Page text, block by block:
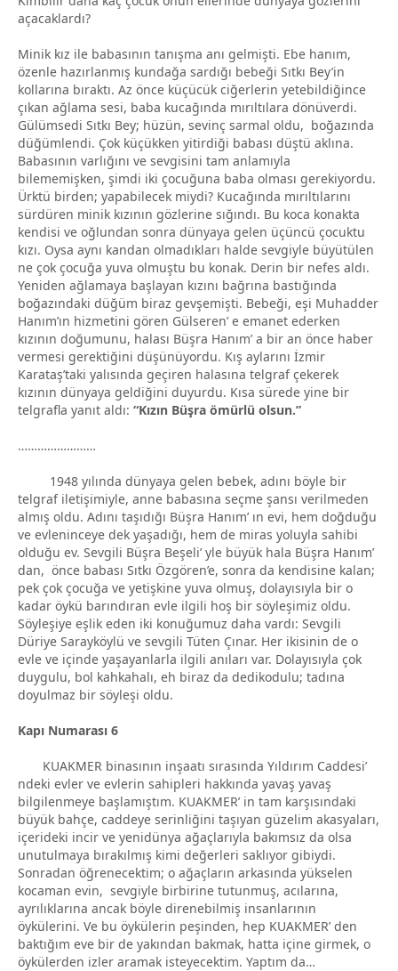
açacaklardı?
Minik kız ile babasının tanışma anı gelmişti. Ebe hanım,
özenle hazırlanmış kundağa sardığı bebeği Sıtkı Bey’in
kollarına bıraktı. Az önce küçücük ciğerlerin yetebildiğince
çıkan ağlama sesi, baba kucağında mırıltılara dönüverdi.
Gülümsedi Sıtkı Bey; hüzün, sevinç sarmal oldu, boğazında
düğümlendi. Çok küçükken yitirdiği babası düştü aklına.
Babasının varlığını ve sevgisini tam anlamıyla
bilememişken, şimdi iki çocuğuna baba olması gerekiyordu.
Ürktü birden; yapabilecek miydi? Kucağında mırıltılarını
sürdüren minik kızının gözlerine sığındı. Bu koca konakta
kendisi ve oğlundan sonra dünyaya gelen üçüncü çocuktu
kızı. Oysa aynı kandan olmadıkları halde sevgiyle büyütülen
ne çok çocuğa yuva olmuştu bu konak. Derin bir nefes aldı.
Yeniden ağlamaya başlayan kızını bağrına bastığında
boğazındaki düğüm biraz gevşemişti. Bebeği, eşi Muhadder
Hanım’ın hizmetini gören Gülseren’ e emanet ederken
kızının doğumunu, halası Büşra Hanım’ a bir an önce haber
vermesi gerektiğini düşünüyordu. Kış aylarını İzmir
Karataş’taki yalısında geçiren halasına telgraf çekerek
kızının dünyaya geldiğini duyurdu. Kısa sürede yine bir
telgrafla yanıt aldı: “Kızın Büşra ömürlü olsun.”
……………………
1948 yılında dünyaya gelen bebek, adını böyle bir
telgraf iletişimiyle, anne babasına seçme şansı verilmeden
almış oldu. Adını taşıdığı Büşra Hanım’ ın evi, hem doğduğu
ve evleninceye dek yaşadığı, hem de miras yoluyla sahibi
olduğu ev. Sevgili Büşra Beşeli’ yle büyük hala Büşra Hanım’
dan, önce babası Sıtkı Özgören’e, sonra da kendisine kalan;
pek çok çocuğa ve yetişkine yuva olmuş, dolayısıyla bir o
kadar öykü barındıran evle ilgili hoş bir söyleşimiz oldu.
Söyleşiye eşlik eden iki konuğumuz daha vardı: Sevgili
Düriye Sarayköylü ve sevgili Tüten Çınar. Her ikisinin de o
evle ve içinde yaşayanlarla ilgili anıları var. Dolayısıyla çok
duygulu, bol kahkahalı, eh biraz da dedikodulu; tadına
doyulmaz bir söyleşi oldu.
Kapı Numarası 6
KUAKMER binasının inşaatı sırasında Yıldırım Caddesi’
ndeki evler ve evlerin sahipleri hakkında yavaş yavaş
bilgilenmeye başlamıştım. KUAKMER’ in tam karşısındaki
büyük bahçe, caddeye serinliğini taşıyan güzelim akasyaları,
içerideki incir ve yenidünya ağaçlarıyla bakımsız da olsa
unutulmaya bırakılmış kimi değerleri saklıyor gibiydi.
Sonradan öğrenecektim; o ağaçların arkasında yükselen
kocaman evin, sevgiyle birbirine tutunmuş, acılarına,
ayrılıklarına ancak böyle direnebilmiş insanlarının
öykülerini. Ve bu öykülerin peşinden, hep KUAKMER’ den
baktığım eve bir de yakından bakmak, hatta içine girmek, o
öykülerden izler aramak isteyecektim. Yaptım da…